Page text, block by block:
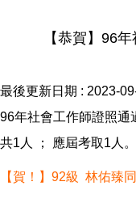
【恭賀】96
最後更新日期 : 2023-
96年社會工作師證照通
共1人 ； 應屆考取1人。
【賀！】92級 林佑臻